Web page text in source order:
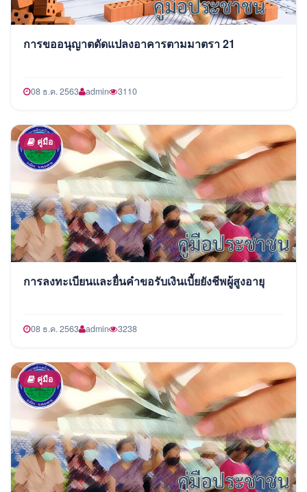
การขออนุญาตดัดแปลงอาคารตามมาตรา 21
08 ธ.ค. 2563 admin 3110
คู่มือ
การลงทะเบียนและยื่นคำขอรับเงินเบี้ยยังชีพผู้สูงอายุ
08 ธ.ค. 2563 admin 3238
คู่มือ